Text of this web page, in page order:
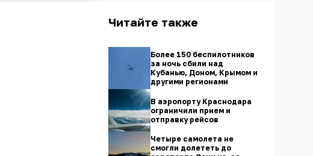
Читайте также
Более 150 беспилотников
за ночь сбили над
Кубанью, Доном, Крымом и
другими регионами
В аэропорту Краснодара
ограничили прием и
отправку рейсов
Четыре самолета не
смогли долететь до